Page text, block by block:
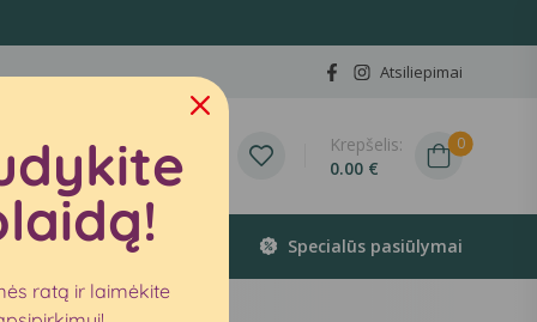
Atsiliepimai
689 98740
Krepšelis:
0.00 €
0
Specialūs pasiūlymai
ratą ir laimėkite